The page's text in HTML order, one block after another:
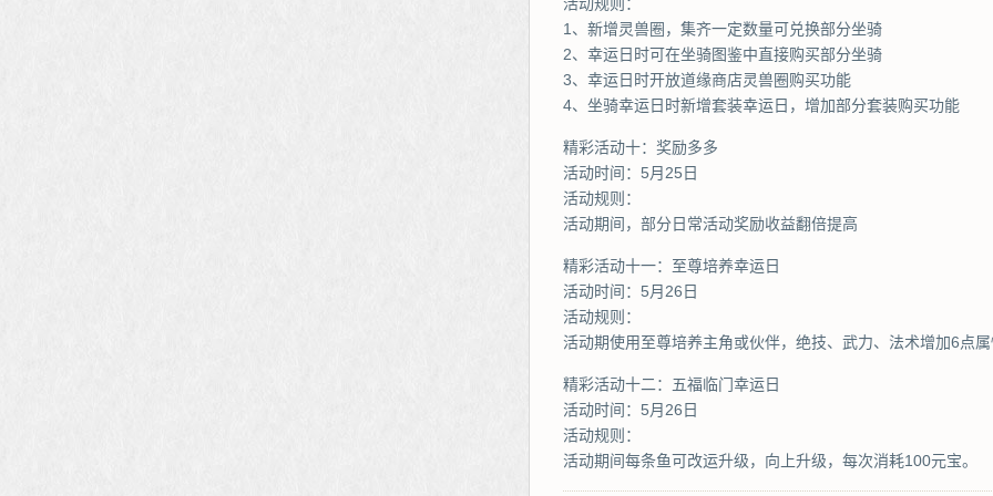
1、新增灵兽圈，集齐一定数量可兑换部分坐骑
2、幸运日时可在坐骑图鉴中直接购买部分坐骑
3、幸运日时开放道缘商店灵兽圈购买功能
4、坐骑幸运日时新增套装幸运日，增加部分套装购买功能
精彩活动十：奖励多多
活动时间：5月25日
活动规则：
活动期间，部分日常活动奖励收益翻倍提高
精彩活动十一：至尊培养幸运日
活动时间：5月26日
活动规则：
活动期使用至尊培养主角或伙伴，绝技、武力、法术增加6点
精彩活动十二：五福临门幸运日
活动时间：5月26日
活动规则：
活动期间每条鱼可改运升级，向上升级，每次消耗100元宝。